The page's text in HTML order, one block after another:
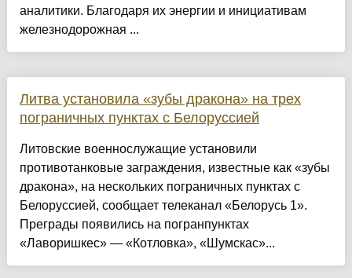
аналитики. Благодаря их энергии и инициативам
железнодорожная ...
Литва установила «зубы дракона» на трех
пограничных пунктах с Белоруссией
Литовские военнослужащие установили
противотанковые заграждения, известные как «зубы
дракона», на нескольких пограничных пунктах с
Белоруссией, сообщает телеканал «Белорусь 1».
Преграды появились на погранпунктах
«Лаворишкес» — «Котловка», «Шумскас»...